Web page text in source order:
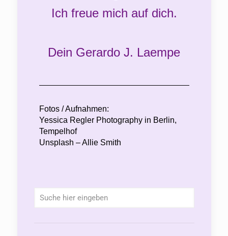
Ich freue mich auf dich.
Dein Gerardo J. Laempe
Fotos / Aufnahmen:
Yessica Regler Photography in Berlin,
Tempelhof
Unsplash – Allie Smith